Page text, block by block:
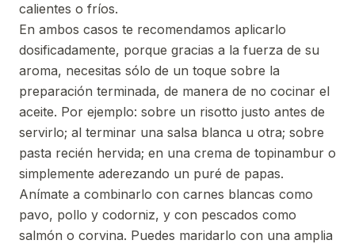
calientes o fríos.
En ambos casos te recomendamos aplicarlo
dosificadamente, porque gracias a la fuerza de su
aroma, necesitas sólo de un toque sobre la
preparación terminada, de manera de no cocinar el
aceite. Por ejemplo: sobre un risotto justo antes de
servirlo; al terminar una salsa blanca u otra; sobre
pasta recién hervida; en una crema de topinambur o
simplemente aderezando un puré de papas.
Anímate a combinarlo con carnes blancas como
pavo, pollo y codorniz, y con pescados como
salmón o corvina. Puedes maridarlo con una amplia